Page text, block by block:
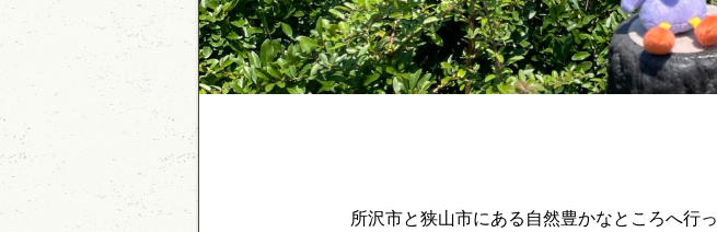
所沢市と狭山市にある自然豊かなところへ行